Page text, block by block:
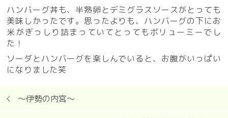
ハンバーグ丼も、半熟卵とデミグラスソースがとっても
美味しかったです。思ったよりも、ハンバーグの下にお
米がぎっしり詰まっていてとってもボリューミーでし
た！
ソーダとハンバーグを楽しんでいると、お腹がいっぱい
になりました笑
〜伊勢の内宮〜